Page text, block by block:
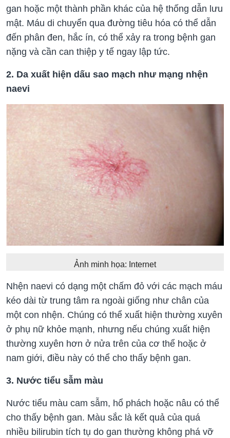
gan hoặc một thành phần khác của hệ thống dẫn lưu
mật. Máu di chuyển qua đường tiêu hóa có thể dẫn
đến phân đen, hắc ín, có thể xảy ra trong bệnh gan
nặng và cần can thiệp y tế ngay lập tức.
2. Da xuất hiện dấu sao mạch như mạng nhện
naevi
Ảnh minh họa: Internet
Nhện naevi có dạng một chấm đỏ với các mạch máu
kéo dài từ trung tâm ra ngoài giống như chân của
một con nhện. Chúng có thể xuất hiện thường xuyên
ở phụ nữ khỏe mạnh, nhưng nếu chúng xuất hiện
thường xuyên hơn ở nửa trên của cơ thể hoặc ở
nam giới, điều này có thể cho thấy bệnh gan.
3. Nước tiểu sẫm màu
Nước tiểu màu cam sẫm, hổ phách hoặc nâu có thể
cho thấy bệnh gan. Màu sắc là kết quả của quá
nhiều bilirubin tích tụ do gan thường không phá vỡ